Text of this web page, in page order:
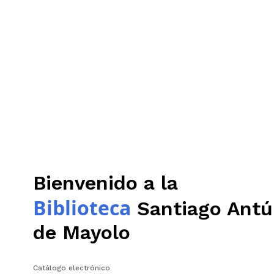
Bienvenido a la
Biblioteca Santiago
de Mayolo
Catálogo electrónico